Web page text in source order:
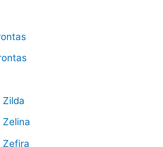
Zilda
Zelina
Zefira